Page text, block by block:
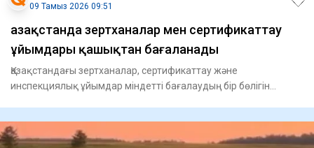
09 Тамыз 2026 09:51
Қазақстанда зертханалар мен сертификаттау
ұйымдары қашықтан бағаланады
Қазақстандағы зертханалар, сертификаттау және
инспекциялық ұйымдар міндетті бағалаудың бір бөлігін